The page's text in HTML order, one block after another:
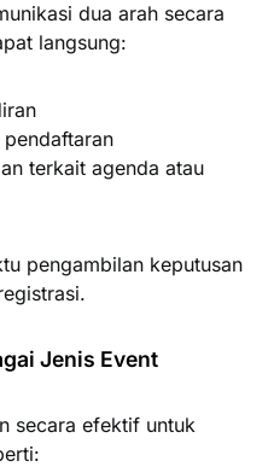
dua arah secara
langsung:
terkait agenda atau
pengambilan keputusan
Jenis Event
secara efektif untuk